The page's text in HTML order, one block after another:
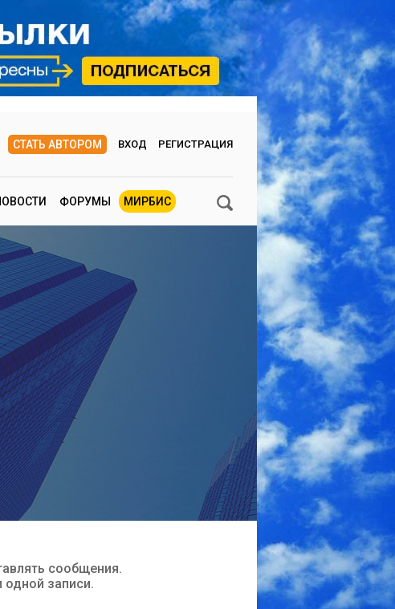
СТАТЬ АВТОРОМ ВХОД РЕГИСТРАЦИЯ
ФОРУМЫ МИРБИС
сообщения.
одной записи.